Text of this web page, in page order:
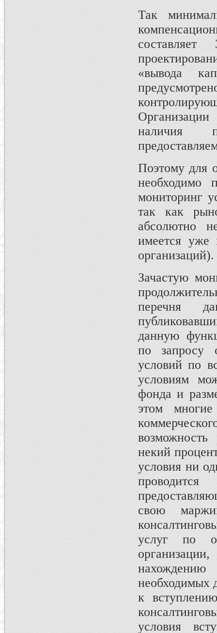
Так
«вывода
наличия
Поэтому для
необходимо
мониторинг
так как
абсолютно
имеется уже
организаций).
Зачастую
перечня
данную
по запросу
условий по
условиям
фонда и
этом
возможность
некий
условия ни
свою
услуг по
необходимых
к
условия